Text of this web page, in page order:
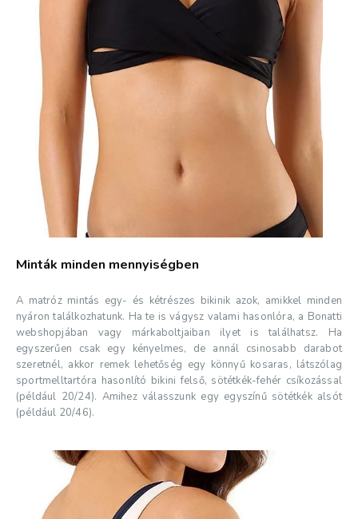
Minták minden mennyiségben
A matróz mintás egy- és kétrészes bikinik azok, amikkel minden
nyáron találkozhatunk. Ha te is vágysz valami hasonlóra, a Bonatti
webshopjában vagy márkaboltjaiban ilyet is találhatsz. Ha
egyszerűen csak egy kényelmes, de annál csinosabb darabot
szeretnél, akkor remek lehetőség egy könnyű kosaras, látszólag
sportmelltartóra hasonlító bikini felső, sötétkék-fehér csíkozással
(például 20/24). Amihez válasszunk egy egyszínű sötétkék alsót
(például 20/46).